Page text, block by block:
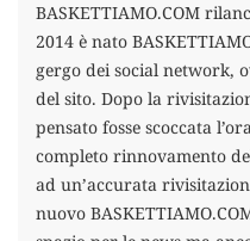
BASKETTIAMO.COM
2014 è nato
gergo dei social network,
del sito. Dopo la
pensato fosse scoccata
completo rinnovamento
ad un’accurata
nuovo